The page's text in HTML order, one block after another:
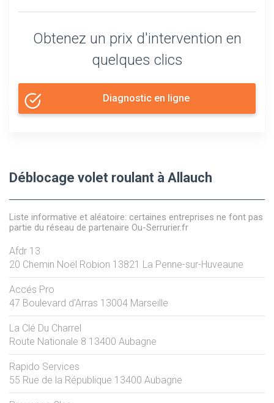
Obtenez un prix d'intervention en
quelques clics
Diagnostic en ligne
Déblocage volet roulant à Allauch
Liste informative et aléatoire: certaines entreprises ne font pas
partie du réseau de partenaire Ou-Serrurier.fr
Afdr 13
20 Chemin Noël Robion 13821 La Penne-sur-Huveaune
Accés Pro
47 Boulevard d'Arras 13004 Marseille
La Clé Du Charrel
Route Nationale 8 13400 Aubagne
Rapido Services
55 Rue de la République 13400 Aubagne